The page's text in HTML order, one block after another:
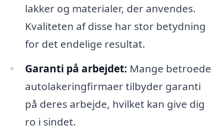
lakker og materialer, der anvendes.
Kvaliteten af disse har stor betydning
for det endelige resultat.
Garanti på arbejdet: Mange betroede
autolakeringfirmaer tilbyder garanti
på deres arbejde, hvilket kan give dig
ro i sindet.